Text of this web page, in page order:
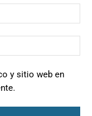
y sitio web en